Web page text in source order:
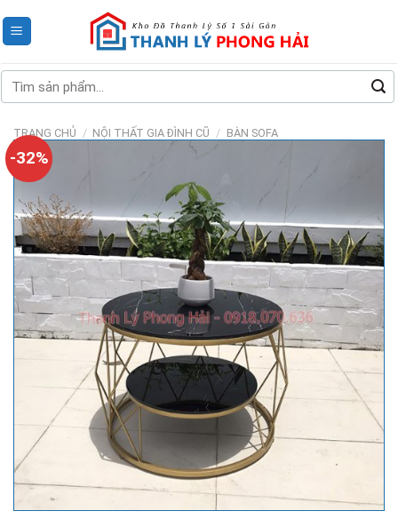
to
Tìm
kiếm:
TRANG CHỦ / NỘI THẤT GIA ĐÌNH CŨ / BÀN SOFA
-32%